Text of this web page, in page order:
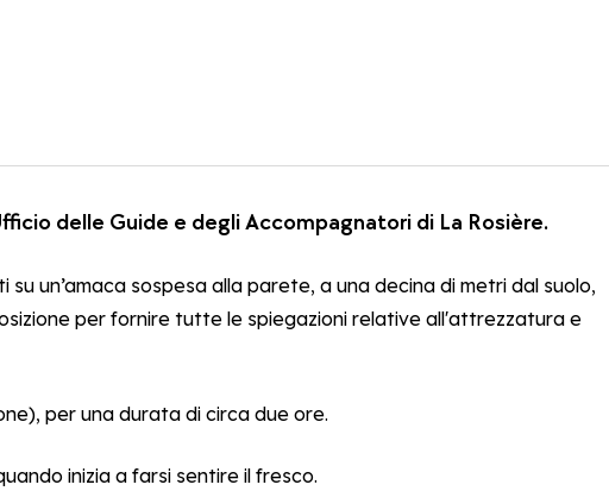
delle Guide e degli Accompagnatori di La Rosière.
un’amaca sospesa alla parete, a una decina di metri dal suolo,
per fornire tutte le spiegazioni relative all'attrezzatura e
per una durata di circa due ore.
inizia a farsi sentire il fresco.